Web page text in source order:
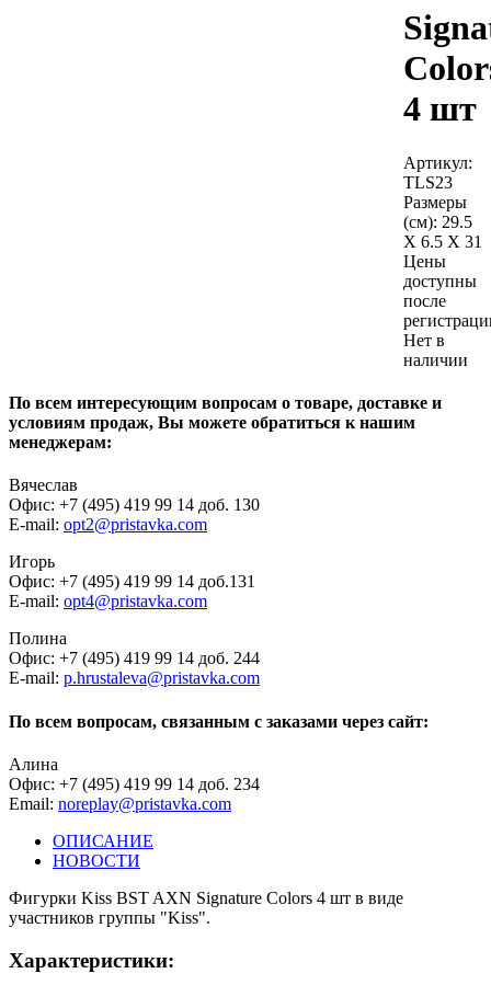
4 шт
Артикул:
TLS23
Размеры
(см): 29.5
X 6.5 X 31
Цены
доступны
после
Нет в
наличии
По всем интересующим вопросам о товаре, доставке и
условиям продаж, Вы можете обратиться к нашим
менеджерам:
Вячеслав
Офис: +7 (495) 419 99 14 доб. 130
E-mail: opt2@pristavka.com
Игорь
Офис: +7 (495) 419 99 14 доб.131
E-mail: opt4@pristavka.com
Полина
Офис: +7 (495) 419 99 14 доб. 244
E-mail: p.hrustaleva@pristavka.com
По всем вопросам, связанным с заказами через сайт:
Алина
Офис: +7 (495) 419 99 14 доб. 234
Email: noreplay@pristavka.com
ОПИСАНИЕ
НОВОСТИ
Фигурки Kiss BST AXN Signature Colors 4 шт в виде
участников группы "Kiss".
Характеристики: